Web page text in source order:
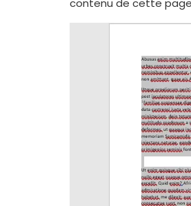
contenu de cette